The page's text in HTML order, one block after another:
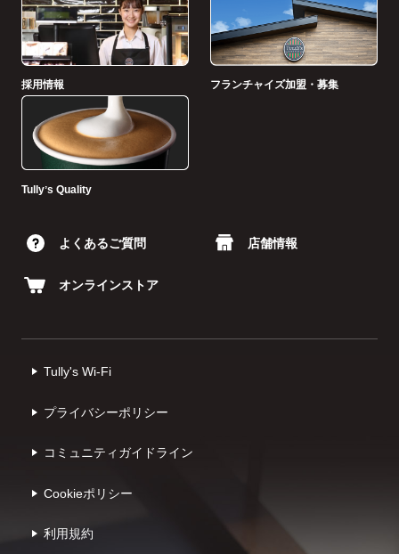
採用情報 フランチャイズ加盟・募集
Tullyʼs Quality
よくあるご質問 店舗情報
オンラインストア
Tully's Wi-Fi
プライバシーポリシー
コミュニティガイドライン
Cookieポリシー
利⽤規約